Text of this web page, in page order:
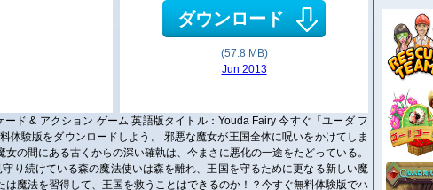
ダウンロード
(57.8 MB)
Jun 2013
ード & アクション ゲーム 英語版タイトル：Youda Fairy 今すぐ「ユーダ フ
体験版をダウンロードしよう。 邪悪な魔女が王国全体に呪いをかけてしま
の間にある古くからの深い確執は、今まさに悪化の一途をたどっている。
り続けている森の魔法使いは森を離れ、王国を守るために更なる新しい魔
は魔法を習得して、王国を救うことはできるのか！？今すぐ無料体験版でハ